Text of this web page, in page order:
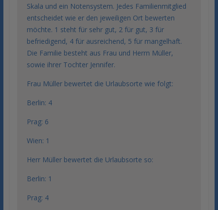
Skala und ein Notensystem. Jedes Familienmitglied
entscheidet wie er den jeweiligen Ort bewerten
möchte. 1 steht für sehr gut, 2 für gut, 3 für
befriedigend, 4 für ausreichend, 5 für mangelhaft.
Die Familie besteht aus Frau und Herrn Müller,
sowie ihrer Tochter Jennifer.
Frau Müller bewertet die Urlaubsorte wie folgt:
Berlin: 4
Prag: 6
Wien: 1
Herr Müller bewertet die Urlaubsorte so:
Berlin: 1
Prag: 4